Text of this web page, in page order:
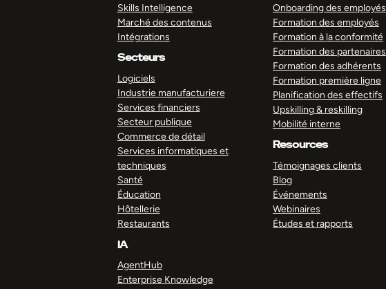
Skills Intelligence
Marché des contenus
Intégrations
Secteurs
Logiciels
Industrie manufacturiere
Services financiers
Secteur publique
Commerce de détail
Services informatiques et
techniques
Santé
Éducation
Hôtellerie
Restaurants
IA
AgentHub
Enterprise Knowledge
Onboarding des employés
Formation des employés
Formation à la conformité
Formation des partenaires
Formation des adhérents
Formation première ligne
Planification des effectifs
Upskilling & reskilling
Mobilité interne
Resources
Témoignages clients
Blog
Événements
Webinaires
Études et rapports